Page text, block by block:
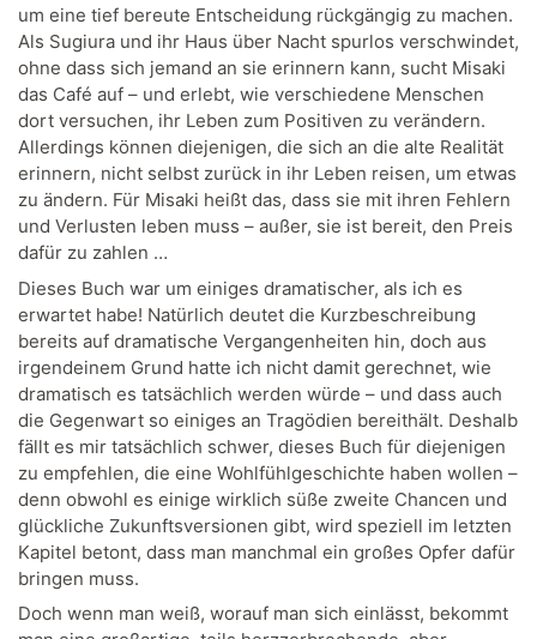
um eine tief bereute Entscheidung rückgängig zu machen.
Als Sugiura und ihr Haus über Nacht spurlos verschwindet,
ohne dass sich jemand an sie erinnern kann, sucht Misaki
das Café auf – und erlebt, wie verschiedene Menschen
dort versuchen, ihr Leben zum Positiven zu verändern.
Allerdings können diejenigen, die sich an die alte Realität
erinnern, nicht selbst zurück in ihr Leben reisen, um etwas
zu ändern. Für Misaki heißt das, dass sie mit ihren Fehlern
und Verlusten leben muss – außer, sie ist bereit, den Preis
dafür zu zahlen …
Dieses Buch war um einiges dramatischer, als ich es
erwartet habe! Natürlich deutet die Kurzbeschreibung
bereits auf dramatische Vergangenheiten hin, doch aus
irgendeinem Grund hatte ich nicht damit gerechnet, wie
dramatisch es tatsächlich werden würde – und dass auch
die Gegenwart so einiges an Tragödien bereithält. Deshalb
fällt es mir tatsächlich schwer, dieses Buch für diejenigen
zu empfehlen, die eine Wohlfühlgeschichte haben wollen –
denn obwohl es einige wirklich süße zweite Chancen und
glückliche Zukunftsversionen gibt, wird speziell im letzten
Kapitel betont, dass man manchmal ein großes Opfer dafür
bringen muss.
Doch wenn man weiß, worauf man sich einlässt, bekommt